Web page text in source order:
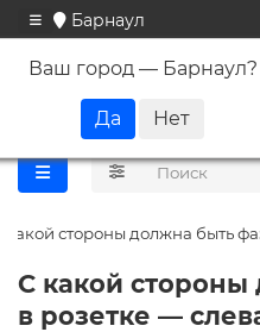
Барнаул
Ваш город — Барнаул?
какой стороны должна быть
С какой
в розетке —